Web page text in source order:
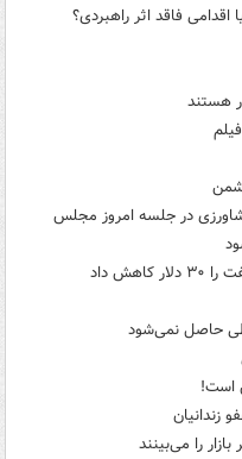
فاقد اثر راهبردی؟
هستند
در جلسه امروز مجلس
داد
حاصل نمی‌شود
است!
زندانیان
را می‌بینند